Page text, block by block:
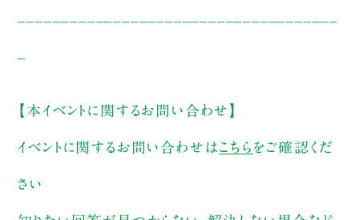
【本イベントに関するお問い合わせ】
イベントに関するお問い合わせはこちら をご確認くだ
さい